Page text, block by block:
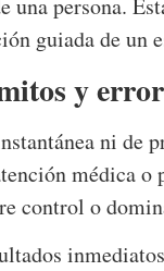
una persona.
guiada de un
y
ni de
médica o
control o